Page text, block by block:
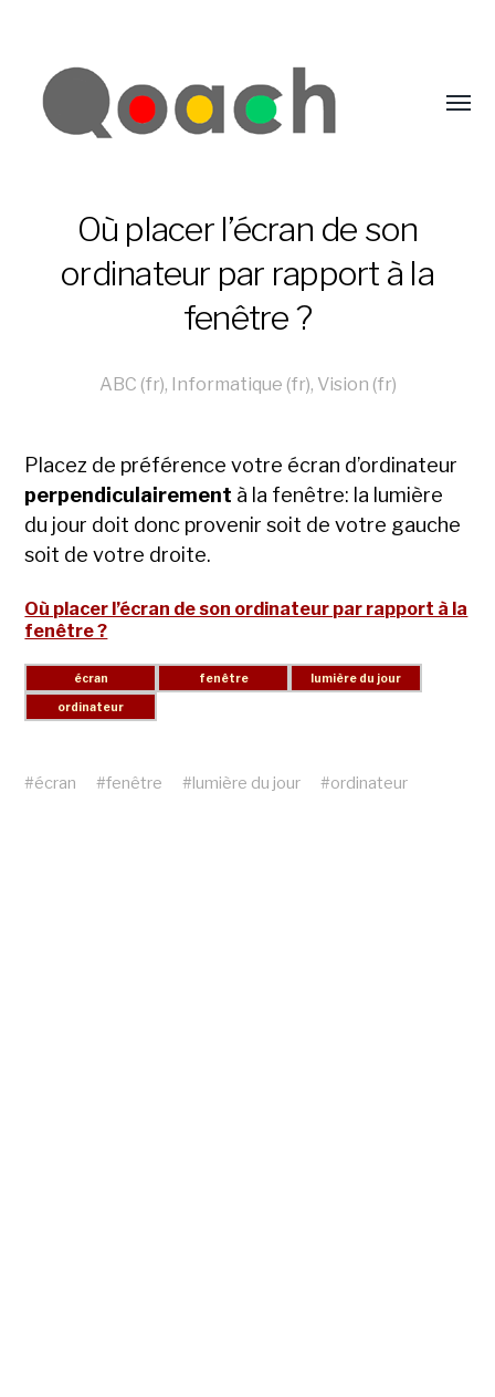
Où placer l’écran de son
ordinateur par rapport à la
fenêtre ?
ABC (fr), Informatique (fr), Vision (fr)
Placez de préférence votre écran d’ordinateur
perpendiculairement à la fenêtre: la lumière
du jour doit donc provenir soit de votre gauche
soit de votre droite.
Où placer l’écran de son ordinateur par rapport à la
fenêtre ?
#écran #fenêtre #lumière du jour #ordinateur